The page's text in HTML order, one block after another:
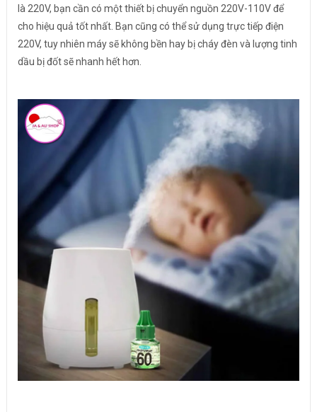
là 220V, bạn cần có một thiết bị chuyển nguồn 220V-110V để
cho hiệu quả tốt nhất. Bạn cũng có thể sử dụng trực tiếp điện
220V, tuy nhiên máy sẽ không bền hay bị cháy đèn và lượng tinh
dầu bị đốt sẽ nhanh hết hơn.